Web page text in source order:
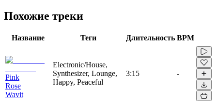
Похожие треки
Название Теги Длительность BPM
Pink
Rose
Wavit
Electronic/House,
Synthesizer, Lounge,
Happy, Peaceful
3:15 -